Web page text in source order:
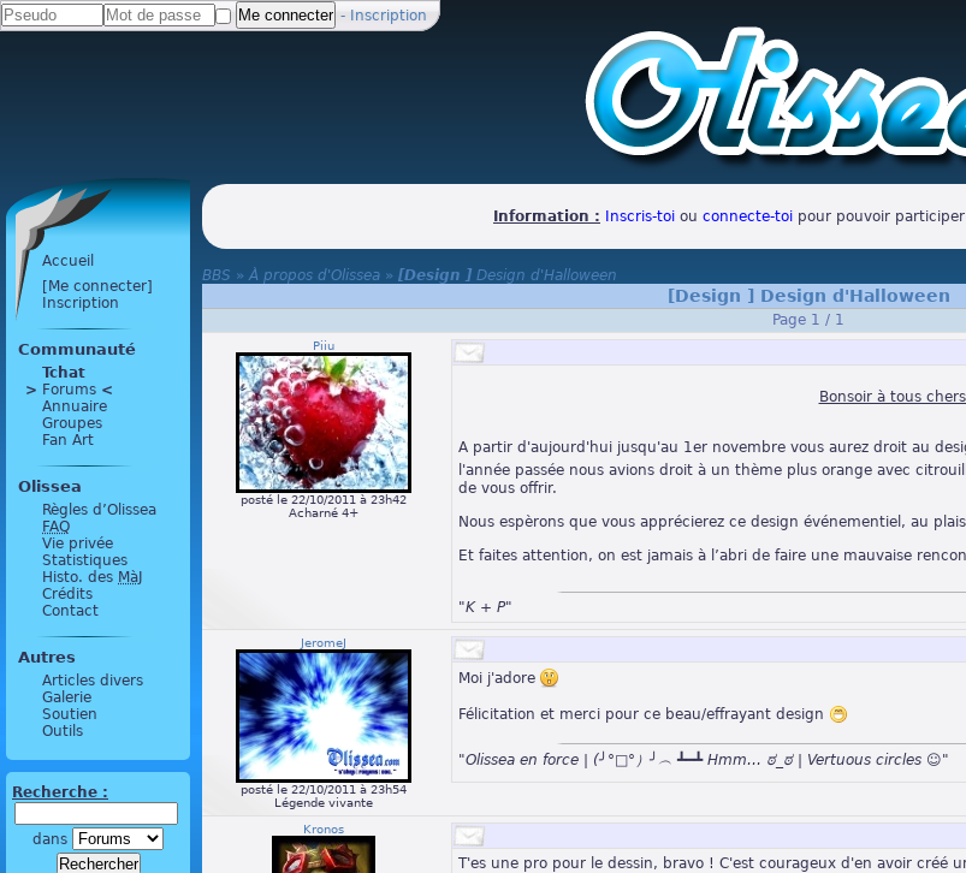
- Inscription
Accueil
[Me connecter]
Inscription
Communauté
Tchat
> Forums <
Annuaire
Groupes
Fan Art
Olissea
Règles d’Olissea
FAQ
Vie privée
Statistiques
Histo. des MàJ
Crédits
Contact
Autres
Articles divers
Galerie
Soutien
Outils
Recherche :
dans
Information : Inscris-toi ou connecte-toi pour pouvoir
BBS »À propos d'Olissea » [Design ] Design d'Halloween
[Design ] Design d'Halloween
Page 1 / 1
Piiu
posté le 22/10/2011 à 23h42
Acharné 4+
Bonsoir à tous
A partir d'aujourd'hui jusqu'au 1er novembre vous aurez droit au
l'année passée nous avions droit à un thème plus orange avec
de vous offrir.
Nous espèrons que vous apprécierez ce design événementiel, au
Et faites attention, on est jamais à l’abri de faire une mauvaise
"K + P"
JeromeJ
posté le 22/10/2011 à 23h54
Légende vivante
Moi j'adore
Félicitation et merci pour ce beau/effrayant design
"Olissea en force | (╯°□°）╯︵ ┻━┻ Hmm… ಠ_ಠ | Vertuous circles ☺"
Kronos
T'es une pro pour le dessin, bravo ! C'est courageux d'en avoir créé